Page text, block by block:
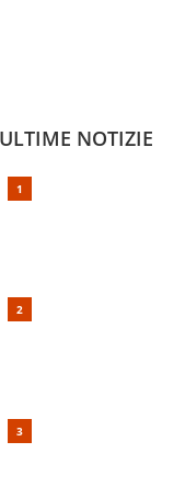
ULTIME NOTIZIE